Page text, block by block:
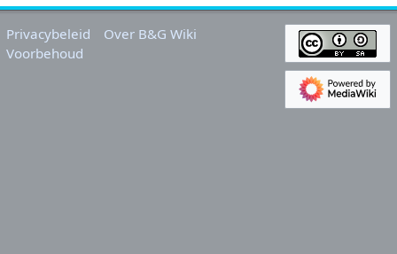
g
2
0
Privacybeleid
Over B&G Wiki
Voorbehoud